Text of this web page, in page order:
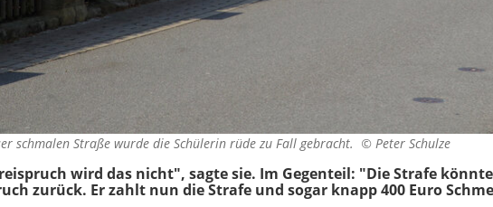
schmalen Straße wurde die Schülerin rüde zu Fall gebracht. © Peter Schulze
wird das nicht", sagte sie. Im Gegenteil: "Die Strafe
zurück. Er zahlt nun die Strafe und sogar knapp 400 Euro